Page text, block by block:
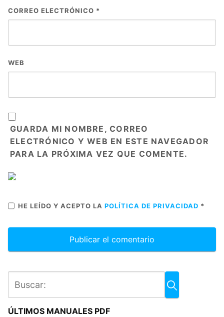
CORREO ELECTRÓNICO *
WEB
GUARDA MI NOMBRE, CORREO
ELECTRÓNICO Y WEB EN ESTE NAVEGADOR
PARA LA PRÓXIMA VEZ QUE COMENTE.
HE LEÍDO Y ACEPTO LA POLÍTICA DE PRIVACIDAD *
ÚLTIMOS MANUALES PDF